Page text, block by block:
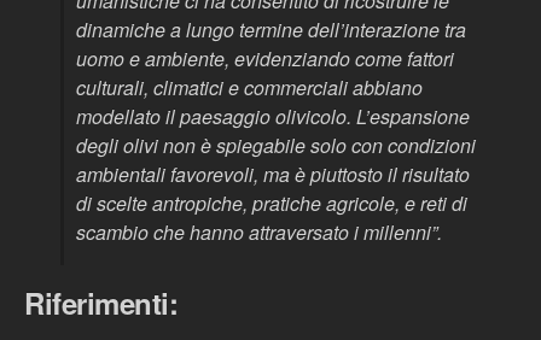
dinamiche a lungo termine dell’interazione tra
uomo e ambiente, evidenziando come fattori
culturali, climatici e commerciali abbiano
modellato il paesaggio olivicolo. L’espansione
degli olivi non è spiegabile solo con condizioni
ambientali favorevoli, ma è piuttosto il risultato
di scelte antropiche, pratiche agricole, e reti di
scambio che hanno attraversato i millenni”.
Riferimenti: